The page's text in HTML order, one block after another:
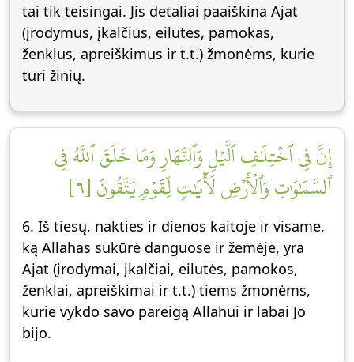
tai tik teisingai. Jis detaliai paaiškina Ajat
(įrodymus, įkalčius, eilutes, pamokas,
ženklus, apreiškimus ir t.t.) žmonėms, kurie
turi žinių.
إِنَّ فِي ٱخۡتِلَٰفِ ٱلَّيۡلِ وَٱلنَّهَارِ وَمَا خَلَقَ ٱللَّهُ فِي
ٱلسَّمَٰوَٰتِ وَٱلۡأَرۡضِ لَأٓيَٰتٖ لِّقَوۡمٖ يَتَّقُونَ [٦]
6. Iš tiesų, nakties ir dienos kaitoje ir visame,
ką Allahas sukūrė danguose ir žemėje, yra
Ajat (įrodymai, įkalčiai, eilutės, pamokos,
ženklai, apreiškimai ir t.t.) tiems žmonėms,
kurie vykdo savo pareigą Allahui ir labai Jo
bijo.